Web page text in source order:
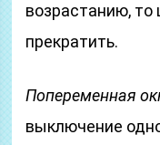
возрастанию, то
прекратить.
Попеременная
выключение